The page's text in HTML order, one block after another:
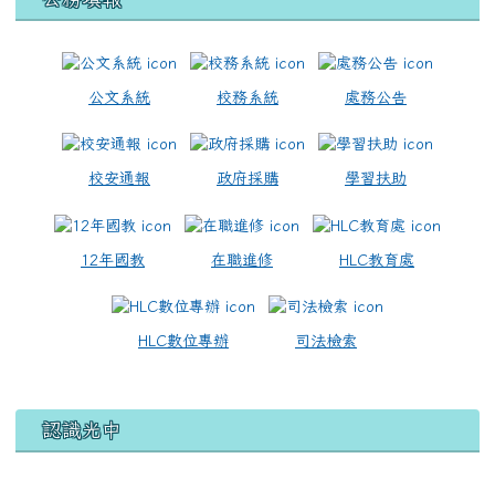
公文系統 校務系統 處務公告
校安通報 政府採購 學習扶助
12年國教 在職進修 HLC教育處
HLC數位專辦 司法檢索
認識光中